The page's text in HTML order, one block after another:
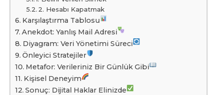
2. Hesabı Kapatmak
Karşılaştırma Tablosu
Anekdot: Yanlış Mail Adresi
Diyagram: Veri Yönetimi Süreci
Önleyici Stratejiler
Metafor: Verileriniz Bir Günlük Gibi
Kişisel Deneyim
Sonuç: Dijital Haklar Elinizde